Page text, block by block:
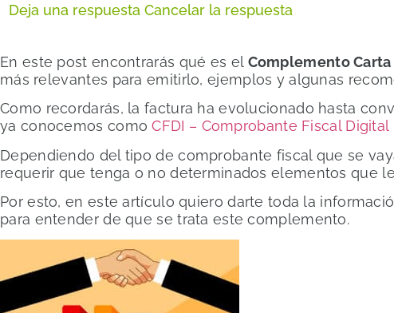
Deja una respuesta Cancelar la respuesta
En este post encontrarás qué es el Complemento
más relevantes para emitirlo, ejemplos y algunas
Como recordarás, la factura ha evolucionado hasta
ya conocemos comoCFDI – Comprobante Fiscal
Dependiendo del tipo de comprobante fiscal que se
requerir que tenga o no determinados elementos que
Por esto, en este artículo quiero darte toda la
para entender de que se trata este complemento.